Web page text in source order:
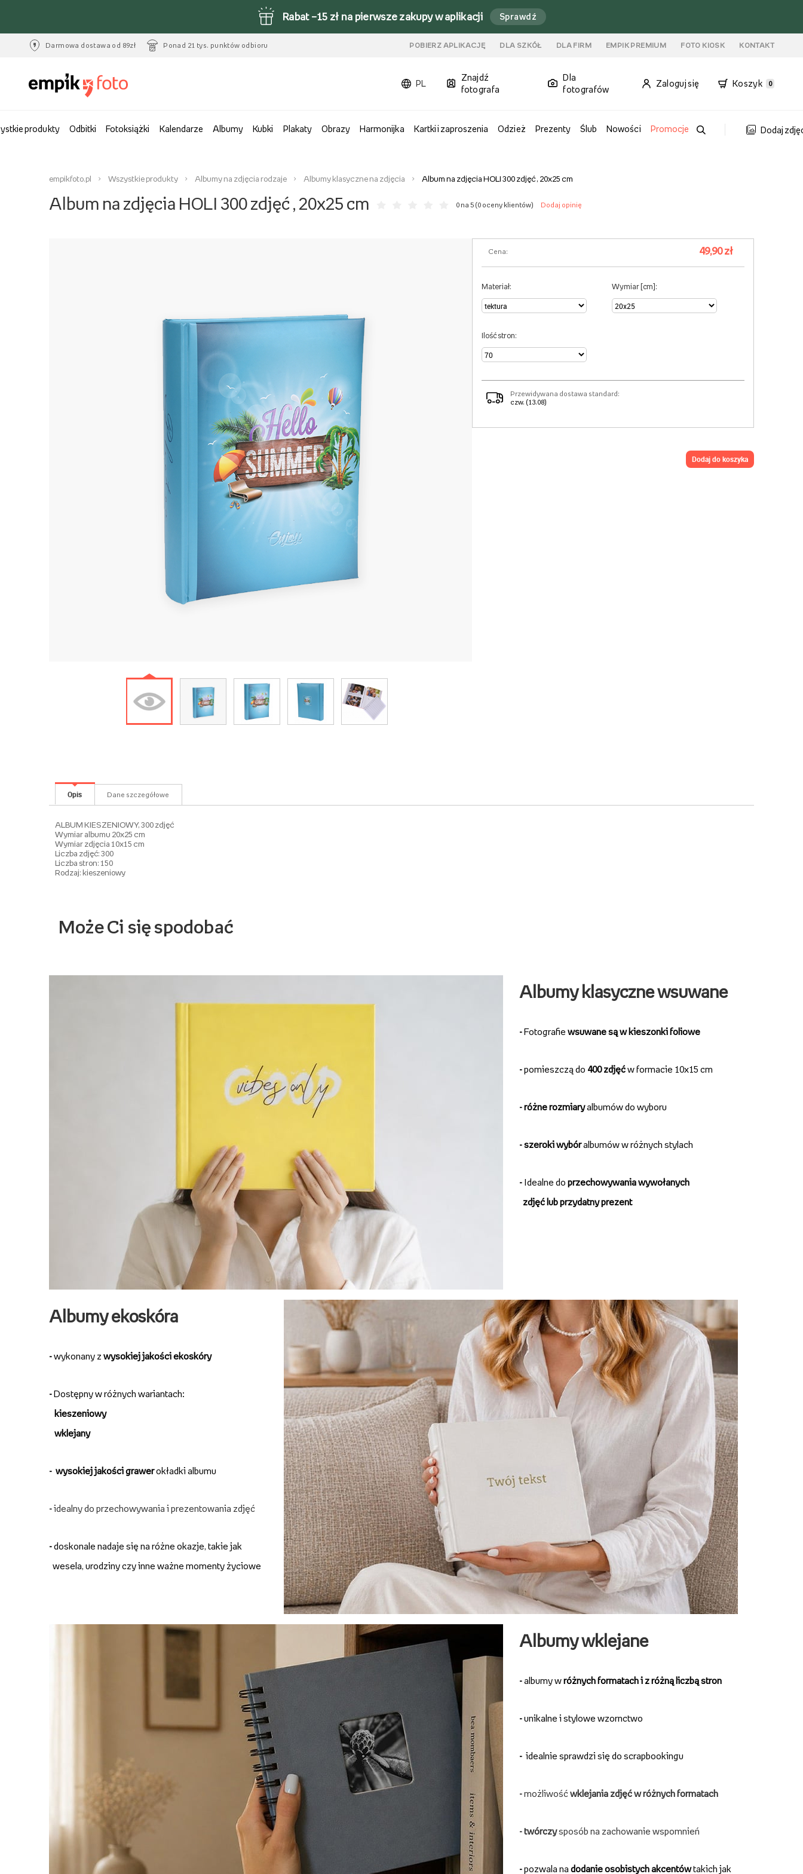
Rabat –15 zł na pierwsze zakupy w aplikacji Sprawdź
Darmowa dostawa od 89zł Ponad 21 tys. punktów odbioru POBIERZ APLIKACJĘ DLA SZKÓŁ DLA FIRM EMPIK PREMIUM FOTO KIOSK KONTAKT
PL
Znajdź
fotografa
Dla
fotografów
Zaloguj się Koszyk 0
produkty Odbitki Fotoksiążki Kalendarze Albumy Kubki Plakaty Obrazy Harmonijka Kartki i zaproszenia Odzież Prezenty Ślub Nowości Promocje Dodaj
empikfoto.pl Wszystkie produkty Albumy na zdjęcia rodzaje Albumy klasyczne na zdjęcia Album na zdjęcia HOLI 300 zdjęć , 20x25 cm
Album na zdjęcia HOLI 300 zdjęć , 20x25 cm 0 na 5 (0 oceny klientów) Dodaj opinię
Cena: 49,90 zł
Materiał: Wymiar [cm]:
Ilość stron:
Przewidywana dostawa standard:
czw. (13.08)
dodaj do koszyka
Opis Dane szczegółowe
ALBUM KIESZENIOWY, 300 zdjęć
Wymiar albumu 20x25 cm
Wymiar zdjęcia 10x15 cm
Liczba zdjęć: 300
Liczba stron: 150
Rodzaj: kieszeniowy
Może Ci się spodobać
Albumy klasyczne wsuwane
-Fotografie wsuwane są w kieszonki foliowe
-pomieszczą do 400 zdjęćw formacie 10x15 cm
- różne rozmiaryalbumów do wyboru
- szeroki wybóralbumów w różnych stylach
-Idealne do przechowywania wywołanych
zdjęć lub przydatny prezent
Albumy ekoskóra
-wykonany z wysokiej jakości ekoskóry
-Dostępny w różnych wariantach:
kieszeniowy
wklejany
- wysokiej jakości grawerokładki albumu
-idealny do przechowywania i prezentowania zdjęć
-doskonale nadaje się na różne okazje, takie jak
wesela, urodziny czy inne ważne momenty życiowe
Albumy wklejane
-albumy wróżnych formatach i z różną liczbą stron
-unikalne i stylowe wzornctwo
- idealnie sprawdzi się do scrapbookingu
-możliwośćwklejania zdjęć w różnych formatach
- twórczysposób na zachowanie wspomnień
-pozwala na dodanie osobistych akcentówtakich jak